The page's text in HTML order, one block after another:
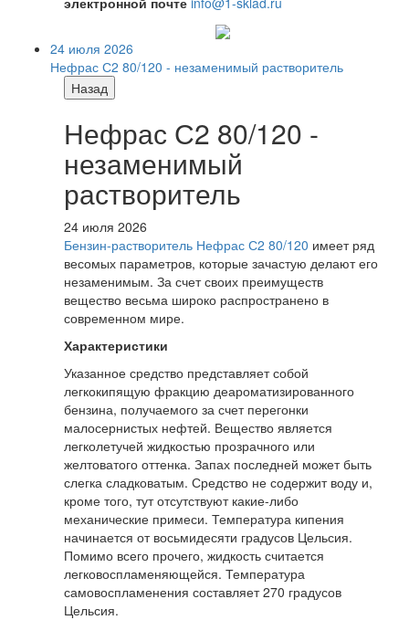
24 июля 2026
Нефрас С2 80/120 - незаменимый растворитель
Назад
Нефрас С2 80/120 -
незаменимый
растворитель
24 июля 2026
Бензин-растворитель Нефрас С2 80/120 имеет ряд
весомых параметров, которые зачастую делают его
незаменимым. За счет своих преимуществ
вещество весьма широко распространено в
современном мире.
Характеристики
Указанное средство представляет собой
легкокипящую фракцию деароматизированного
бензина, получаемого за счет перегонки
малосернистых нефтей. Вещество является
легколетучей жидкостью прозрачного или
желтоватого оттенка. Запах последней может быть
слегка сладковатым. Средство не содержит воду и,
кроме того, тут отсутствуют какие-либо
механические примеси. Температура кипения
начинается от восьмидесяти градусов Цельсия.
Помимо всего прочего, жидкость считается
легковоспламеняющейся. Температура
самовоспламенения составляет 270 градусов
Цельсия.